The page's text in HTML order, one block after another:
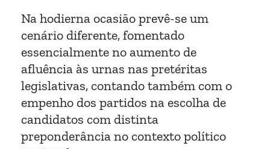
Na hodierna ocasião prevê-se um
cenário diferente, fomentado
essencialmente no aumento de
afluência às urnas nas pretéritas
legislativas, contando também com o
empenho dos partidos na escolha de
candidatos com distinta
preponderância no contexto político